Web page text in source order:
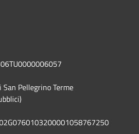
Pellegrino Terme